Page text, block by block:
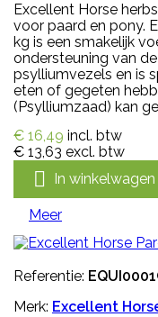
Excellent Horse
voor paard en pony.
kg is een smakelijk
ondersteuning van
psylliumvezels en is
eten of gegeten
(Psylliumzaad) kan
€ 16,49 incl. btw
€ 13,63 excl. btw
 In winkelwagen
Meer
Referentie:
Merk: Excellent